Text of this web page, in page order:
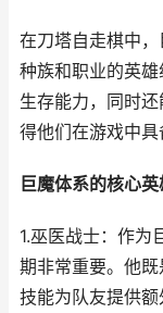
在刀塔自走棋中
种族和职业的英
生存能力，同时
得他们在游戏中具
巨魔体系的核心英
1.巫医战士：作为
期非常重要。他
技能为队友提供额